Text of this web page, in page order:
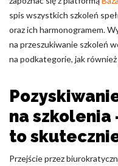
spis wszystkich szkoleń
oraz ich harmonogramem.
na przeszukiwanie szkoleń
na podkategorie, jak
na szkolenia
to
Przejście przez